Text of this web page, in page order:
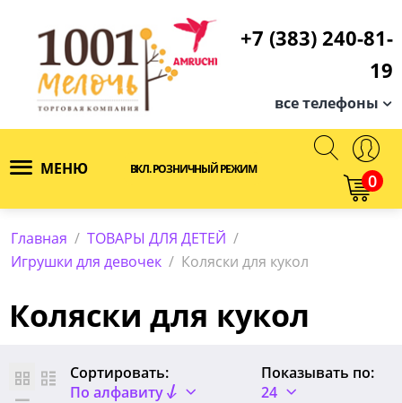
+7 (383) 240-81-
19
все телефоны
МЕНЮ ВКЛ. РОЗНИЧНЫЙ РЕЖИМ
0
Главная / ТОВАРЫ ДЛЯ ДЕТЕЙ /
Игрушки для девочек / Коляски для кукол
Коляски для кукол
Сортировать:
По алфавиту
Показывать по:
24